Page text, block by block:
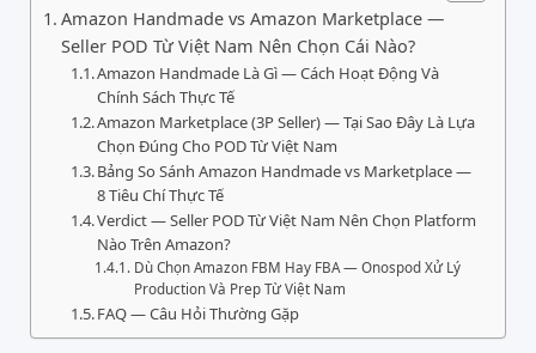
Amazon Handmade vs Amazon Marketplace —
Seller POD Từ Việt Nam Nên Chọn Cái Nào?
Amazon Handmade Là Gì — Cách Hoạt Động Và
Chính Sách Thực Tế
Amazon Marketplace (3P Seller) — Tại Sao Đây Là Lựa
Chọn Đúng Cho POD Từ Việt Nam
Bảng So Sánh Amazon Handmade vs Marketplace —
8 Tiêu Chí Thực Tế
Verdict — Seller POD Từ Việt Nam Nên Chọn Platform
Nào Trên Amazon?
Dù Chọn Amazon FBM Hay FBA — Onospod Xử Lý
Production Và Prep Từ Việt Nam
FAQ — Câu Hỏi Thường Gặp